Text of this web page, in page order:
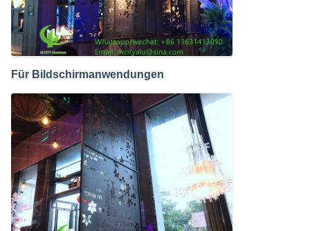
Für Bildschirmanwendungen